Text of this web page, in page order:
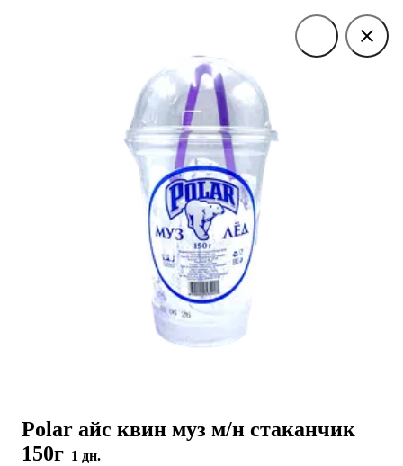
Polar айс квин муз м/н стаканчик
150г 1 дн.